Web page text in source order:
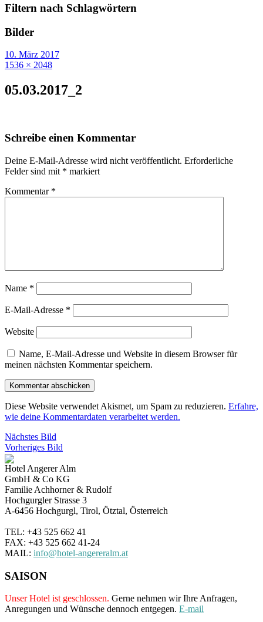
Filtern nach Schlagwörtern
Bilder
10. März 2017
1536 × 2048
05.03.2017_2
Schreibe einen Kommentar
Deine E-Mail-Adresse wird nicht veröffentlicht. Erforderliche
Felder sind mit * markiert
Kommentar *
Name *
E-Mail-Adresse *
Website
Name, E-Mail-Adresse und Website in diesem Browser für
meinen nächsten Kommentar speichern.
Diese Website verwendet Akismet, um Spam zu reduzieren. Erfahre,
wie deine Kommentardaten verarbeitet werden.
Nächstes Bild
Vorheriges Bild
Hotel Angerer Alm
GmbH & Co KG
Familie Achhorner & Rudolf
Hochgurgler Strasse 3
A-6456 Hochgurgl, Tirol, Ötztal, Österreich
TEL: +43 525 662 41
FAX: +43 525 662 41-24
MAIL: info@hotel-angereralm.at
SAISON
Unser Hotel ist geschlossen. Gerne nehmen wir Ihre Anfragen,
Anregungen und Wünsche dennoch entgegen. E-mail